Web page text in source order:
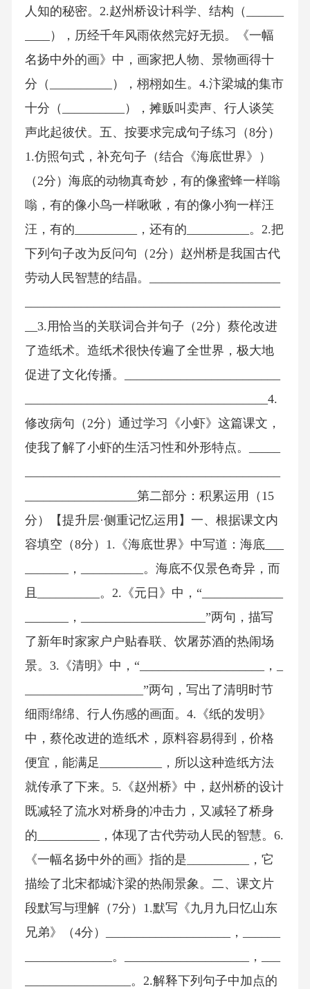
人知的秘密。2.赵州桥设计科学、结构（______
____），历经千年风雨依然完好无损。《一幅
名扬中外的画》中，画家把人物、景物画得十
分（__________），栩栩如生。4.汴梁城的集市
十分（__________），摊贩叫卖声、行人谈笑
声此起彼伏。五、按要求完成句子练习（8分）
1.仿照句式，补充句子（结合《海底世界》）
（2分）海底的动物真奇妙，有的像蜜蜂一样嗡
嗡，有的像小鸟一样啾啾，有的像小狗一样汪
汪，有的__________，还有的__________。2.把
下列句子改为反问句（2分）赵州桥是我国古代
劳动人民智慧的结晶。_____________________
__3.用恰当的关联词合并句子（2分）蔡伦改进
了造纸术。造纸术很快传遍了全世界，极大地
促进了文化传播。_________________________
_______________________________________4.
修改病句（2分）通过学习《小虾》这篇课文，
使我了解了小虾的生活习性和外形特点。_____
__________________第二部分：积累运用（15
分）【提升层·侧重记忆运用】一、根据课文内
容填空（8分）1.《海底世界》中写道：海底___
_______，__________。海底不仅景色奇异，而
且__________。2.《元日》中，“_____________
_______，____________________”两句，描写
了新年时家家户户贴春联、饮屠苏酒的热闹场
景。3.《清明》中，“____________________，_
___________________”两句，写出了清明时节
细雨绵绵、行人伤感的画面。4.《纸的发明》
中，蔡伦改进的造纸术，原料容易得到，价格
便宜，能满足__________，所以这种造纸方法
就传承了下来。5.《赵州桥》中，赵州桥的设计
既减轻了流水对桥身的冲击力，又减轻了桥身
的__________，体现了古代劳动人民的智慧。6.
《一幅名扬中外的画》指的是__________，它
描绘了北宋都城汴梁的热闹景象。二、课文片
段默写与理解（7分）1.默写《九月九日忆山东
兄弟》（4分）____________________，______
______________。____________________，___
_________________。2.解释下列句子中加点的